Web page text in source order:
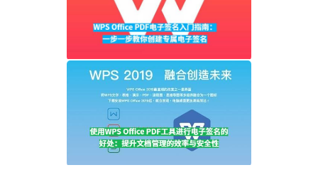
WPS Office PDF电子签名入门指南：一步
一步教你创建专属电子签名